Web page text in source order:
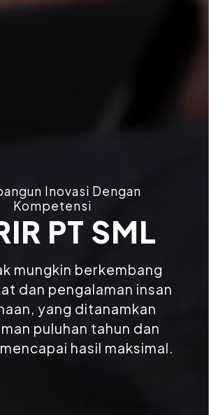
Inovasi Dengan
Kompetensi
PT SML
mungkin berkembang
dan pengalaman insan
yang ditanamkan
puluhan tahun dan
hasil maksimal.